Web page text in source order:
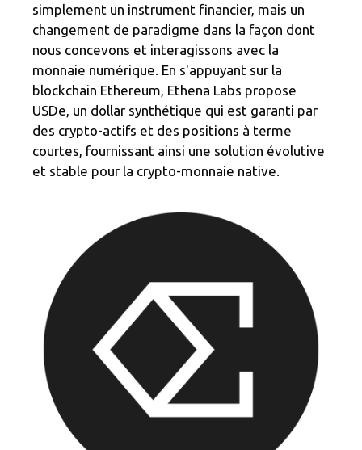
simplement un instrument financier, mais un
changement de paradigme dans la façon dont
nous concevons et interagissons avec la
monnaie numérique. En s'appuyant sur la
blockchain Ethereum, Ethena Labs propose
USDe, un dollar synthétique qui est garanti par
des crypto-actifs et des positions à terme
courtes, fournissant ainsi une solution évolutive
et stable pour la crypto-monnaie native.